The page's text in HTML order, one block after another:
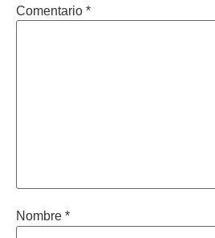
Comentario *
Nombre *